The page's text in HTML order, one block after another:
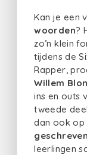
Kan je een
woorden?
zo’n klein
tijdens de
Rapper,
Willem
ins en outs
tweede
dan ook op
leerlingen